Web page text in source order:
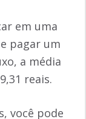
em uma
pagar um
a média
reais.
você pode